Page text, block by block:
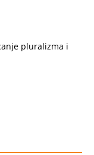
pluralizma i